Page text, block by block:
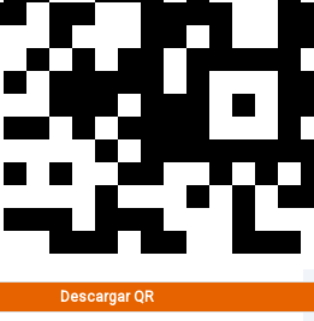
Descargar QR